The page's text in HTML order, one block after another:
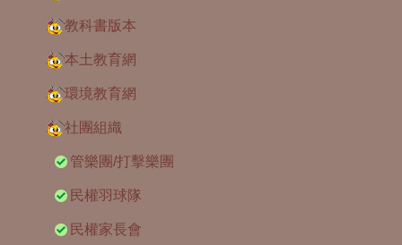
教科書版本
本土教育網
環境教育網
社團組織
管樂團/打擊樂團
民權羽球隊
民權家長會